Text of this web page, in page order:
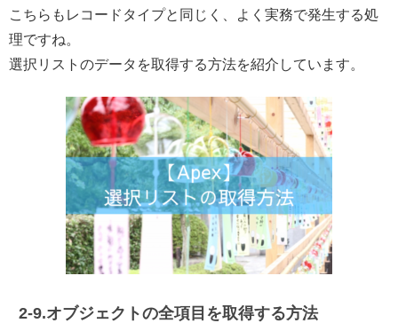
こちらもレコードタイプと同じく、よく実務で発生する処
理ですね。
選択リストのデータを取得する方法を紹介しています。
2-9.オブジェクトの全項目を取得する方法